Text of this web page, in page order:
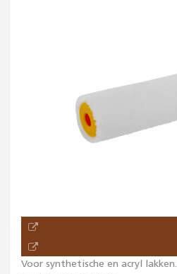
Voor synthetische en acryl lakken.